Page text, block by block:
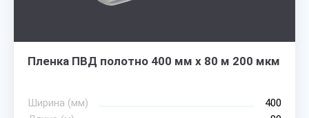
Пленка ПВД полотно 400 мм х 80 м 200 мкм
Ширина (мм)
400